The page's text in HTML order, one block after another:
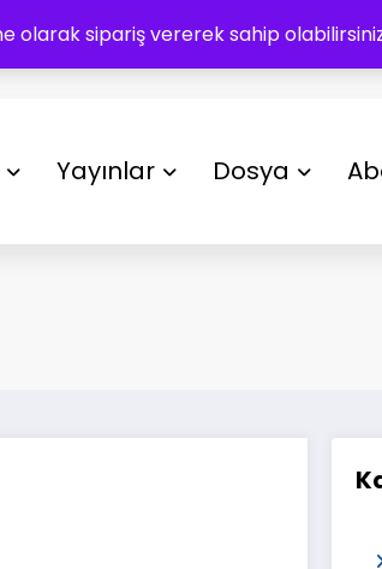
olarak sipariş vererek sahip
Yayınlar Dosya